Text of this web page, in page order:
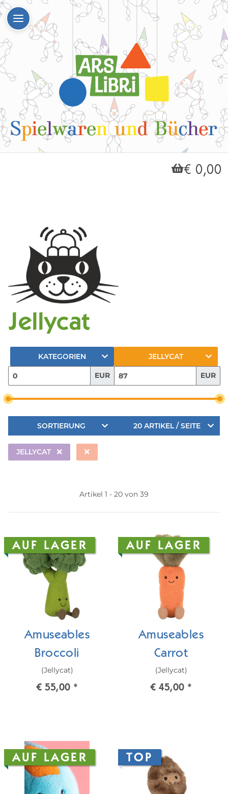
€ 0,00
Jellycat
KATEGORIEN JELLYCAT
EUR EUR
SORTIERUNG 20 ARTIKEL / SEITE
JELLYCAT
Artikel 1 - 20 von 39
AUF LAGER
Amuseables
Broccoli
(Jellycat)
€ 55,00 *
AUF LAGER
Amuseables
Carrot
(Jellycat)
€ 45,00 *
AUF LAGER TOP